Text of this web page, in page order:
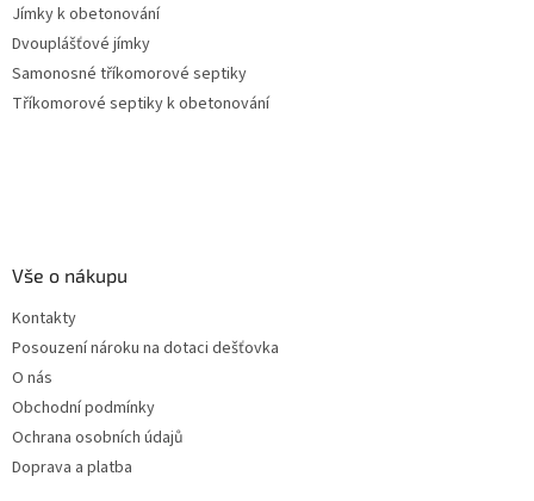
Jímky k obetonování
Dvouplášťové jímky
Samonosné tříkomorové septiky
Tříkomorové septiky k obetonování
Vše o nákupu
Kontakty
Posouzení nároku na dotaci dešťovka
O nás
Obchodní podmínky
Ochrana osobních údajů
Doprava a platba